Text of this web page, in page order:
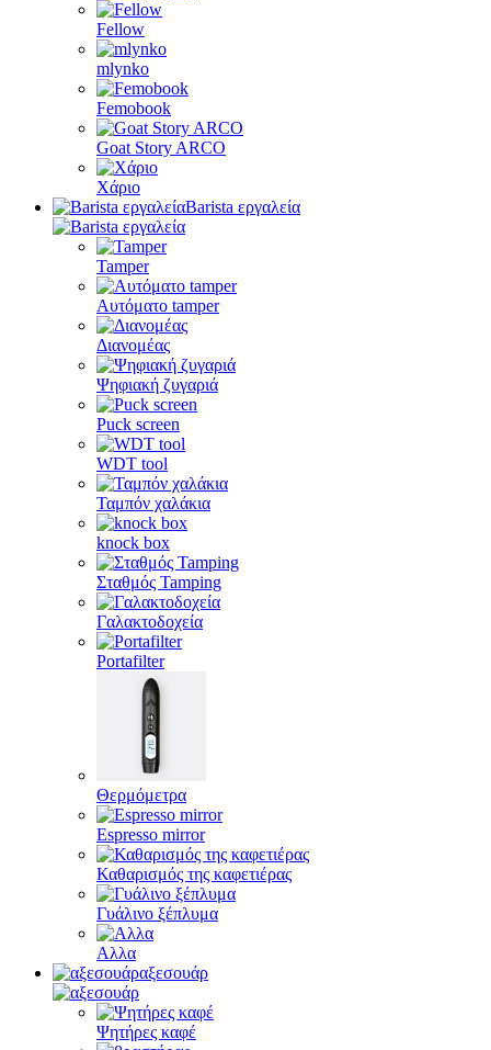
Fellow
mlynko
Femobook
Goat Story ARCO
Χάριο
Barista εργαλεία
Tamper
Αυτόματο tamper
Διανομέας
Ψηφιακή ζυγαριά
Puck screen
WDT tool
Ταμπόν χαλάκια
knock box
Σταθμός Tamping
Γαλακτοδοχεία
Portafilter
Θερμόμετρα
Espresso mirror
Καθαρισμός της καφετιέρας
Γυάλινο ξέπλυμα
Αλλα
αξεσουάρ
Ψητήρες καφέ